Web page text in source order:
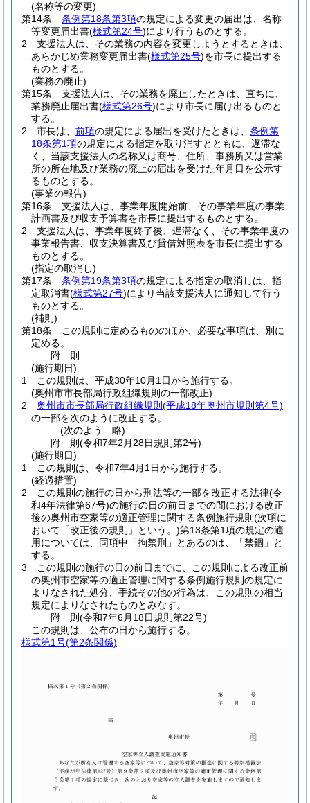
(名称等の変更)
第14条
条例第18条第3項の規定による変更の届出は、名称
等変更届出書(様式第24号)により行うものとする。
2
支援法人は、その業務の内容を変更しようとするときは、
あらかじめ業務変更届出書(様式第25号)を市長に提出する
ものとする。
(業務の廃止)
第15条
支援法人は、その業務を廃止したときは、直ちに、
業務廃止届出書(様式第26号)により市長に届け出るものと
する。
2
市長は、 前項の規定による届出を受けたときは、 条例第
18条第1項の規定による指定を取り消すとともに、遅滞な
く、当該支援法人の名称又は商号、住所、事務所又は営業
所の所在地及び業務の廃止の届出を受けた年月日を公示す
るものとする。
(事業の報告)
第16条
支援法人は、事業年度開始前、その事業年度の事業
計画書及び収支予算書を市長に提出するものとする。
2
支援法人は、事業年度終了後、遅滞なく、その事業年度の
事業報告書、収支決算書及び貸借対照表を市長に提出する
ものとする。
(指定の取消し)
第17条
条例第19条第3項の規定による指定の取消しは、指
定取消書(様式第27号)により当該支援法人に通知して行う
ものとする。
(補則)
第18条
この規則に定めるもののほか、必要な事項は、別に
定める。
附 則
(施行期日)
1
この規則は、平成30年10月1日から施行する。
(奥州市市長部局行政組織規則の一部改正)
2
奥州市市長部局行政組織規則 (平成18年奥州市規則第4号)
の一部を次のように改正する。
(次のよう 略)
附 則(令和7年2月28日規則第2号)
(施行期日)
1
この規則は、令和7年4月1日から施行する。
(経過措置)
2
この規則の施行の日から刑法等の一部を改正する法律(令
和4年法律第67号)の施行の日の前日までの間における改正
後の奥州市空家等の適正管理に関する条例施行規則 (次項に
おいて「改正後の規則」という。)第13条第1項の規定の適
用については、同項中「拘禁刑」とあるのは、「禁錮」と
する。
3
この規則の施行の日の前日までに、この規則による改正前
の奥州市空家等の適正管理に関する条例施行規則の規定に
よりなされた処分、手続その他の行為は、この規則の相当
規定によりなされたものとみなす。
附 則(令和7年6月18日規則第22号)
この規則は、公布の日から施行する。
様式第1号(第2条関係)